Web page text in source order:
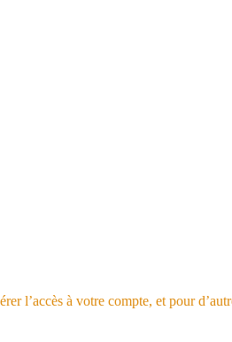
l’accès à votre compte, et pour